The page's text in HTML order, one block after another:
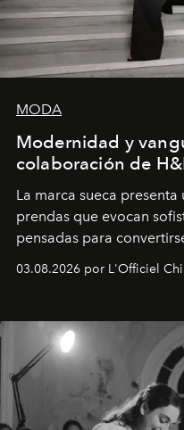
MODA
Modernidad y
colaboración de
La marca sueca
prendas que evocan
pensadas para
Disponible en Chile
03.08.2026 por L'Officiel